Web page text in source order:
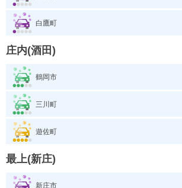
白鷹町
庄内(酒田)
鶴岡市
三川町
遊佐町
最上(新庄)
新庄市